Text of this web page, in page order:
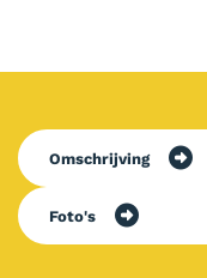
Omschrijving
Foto's